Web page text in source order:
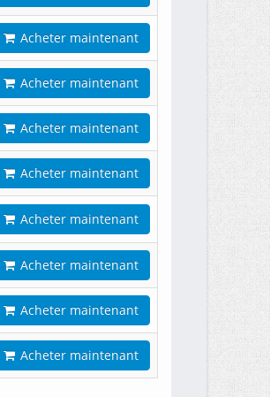
Acheter maintenant
Acheter maintenant
Acheter maintenant
Acheter maintenant
Acheter maintenant
Acheter maintenant
Acheter maintenant
Acheter maintenant